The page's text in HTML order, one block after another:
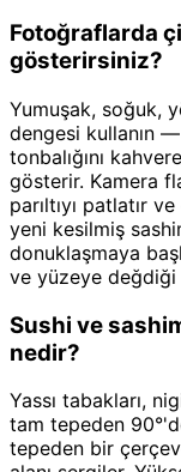
Fotoğraflarda
gösterirsiniz?
Yumuşak, soğuk,
dengesi kullanın
tonbalığını
gösterir. Kamera
parıltıyı patlatır
yeni kesilmiş
donuklaşmaya
ve yüzeye değdiği
Sushi ve
nedir?
Yassı tabakları,
tam tepeden
tepeden bir